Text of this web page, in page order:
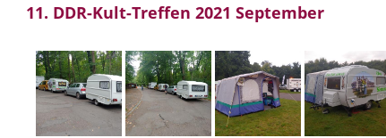
11. DDR-Kult-Treffen 2021 September